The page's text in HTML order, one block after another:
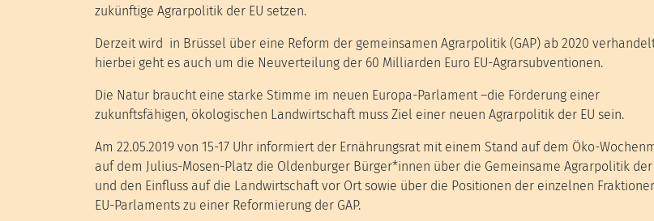
zukünftige Agrarpolitik der EU setzen.
Derzeit wird in Brüssel über eine Reform der gemeinsamen Agrarpolitik (GAP) ab 2020
hierbei geht es auch um die Neuverteilung der 60 Milliarden Euro EU-Agrarsubventionen.
Die Natur braucht eine starke Stimme im neuen Europa-Parlament –die Förderung einer
zukunftsfähigen, ökologischen Landwirtschaft muss Ziel einer neuen Agrarpolitik der EU sein.
Am 22.05.2019 von 15-17 Uhr informiert der Ernährungsrat mit einem Stand auf dem Öko-
auf dem Julius-Mosen-Platz die Oldenburger Bürger*innen über die Gemeinsame Agrarpolitik der
und den Einfluss auf die Landwirtschaft vor Ort sowie über die Positionen der einzelnen
EU-Parlaments zu einer Reformierung der GAP.